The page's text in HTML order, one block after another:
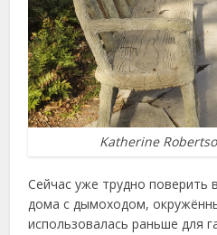
Katherine
Сейчас уже трудно поверить
дома с дымоходом,
использовалась раньше для